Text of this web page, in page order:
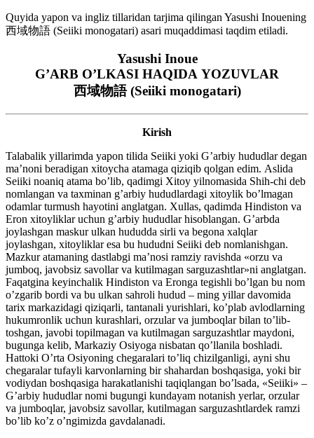
Quyida yapon va ingliz tillaridan tarjima qilingan Yasushi Inouening
西域物語 (Seiiki monogatari) asari muqaddimasi taqdim etiladi.
Yasushi Inoue
GʼАRB OʼLKАSI HАQIDА YOZUVLАR
西域物語 (Seiiki monogatari)
Kirish
Talabalik yillarimda yapon tilida Seiiki yoki Gʼarbiy hududlar degan
maʼnoni beradigan xitoycha atamaga qiziqib qolgan edim. Аslida
Seiiki noaniq atama boʼlib, qadimgi Xitoy yilnomasida Shih-chi deb
nomlangan va taxminan gʼarbiy hududlardagi xitoylik boʼlmagan
odamlar turmush hayotini anglatgan. Xullas, qadimda Hindiston va
Eron xitoyliklar uchun gʼarbiy hududlar hisoblangan. Gʼarbda
joylashgan maskur ulkan hududda sirli va begona xalqlar
joylashgan, xitoyliklar esa bu hududni Seiiki deb nomlanishgan.
Mazkur atamaning dastlabgi maʼnosi ramziy ravishda «orzu va
jumboq, javobsiz savollar va kutilmagan sarguzashtlar»ni anglatgan.
Faqatgina keyinchalik Hindiston va Eronga tegishli boʼlgan bu nom
oʼzgarib bordi va bu ulkan sahroli hudud – ming yillar davomida
tarix markazidagi qiziqarli, tantanali yurishlari, koʼplab avlodlarning
hukumronlik uchun kurashlari, orzular va jumboqlar bilan toʼlib-
toshgan, javobi topilmagan va kutilmagan sarguzashtlar maydoni,
bugunga kelib, Markaziy Osiyoga nisbatan qoʼllanila boshladi.
Hattoki Oʼrta Osiyoning chegaralari toʼliq chizilganligi, ayni shu
chegaralar tufayli karvonlarning bir shahardan boshqasiga, yoki bir
vodiydan boshqasiga harakatlanishi taqiqlangan boʼlsada, «Seiiki» –
Gʼarbiy hududlar nomi bugungi kundayam notanish yerlar, orzular
va jumboqlar, javobsiz savollar, kutilmagan sarguzashtlardek ramzi
boʼlib koʼz oʼngimizda gavdalanadi.